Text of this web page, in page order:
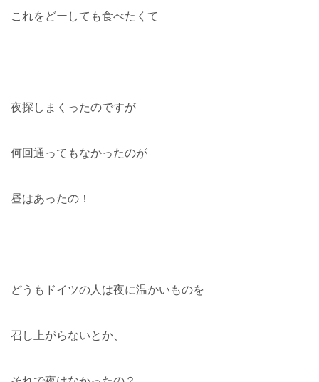
これをどーしても食べたくて
夜探しまくったのですが
何回通ってもなかったのが
昼はあったの！
どうもドイツの人は夜に温かいものを
召し上がらないとか、